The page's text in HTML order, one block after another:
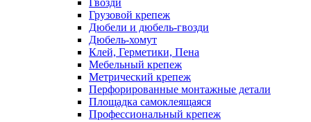
Гвозди
Грузовой крепеж
Дюбели и дюбель-гвозди
Дюбель-хомут
Клей, Герметики, Пена
Мебельный крепеж
Метрический крепеж
Перфорированные монтажные детали
Площадка самоклеящаяся
Профессиональный крепеж